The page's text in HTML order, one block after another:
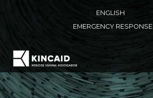
ENGLISH
EMERGENCY RESPONSE